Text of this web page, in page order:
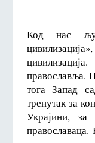
Код нас
православља.
тога Запад
тренутак за
Украјини, за
православаца.